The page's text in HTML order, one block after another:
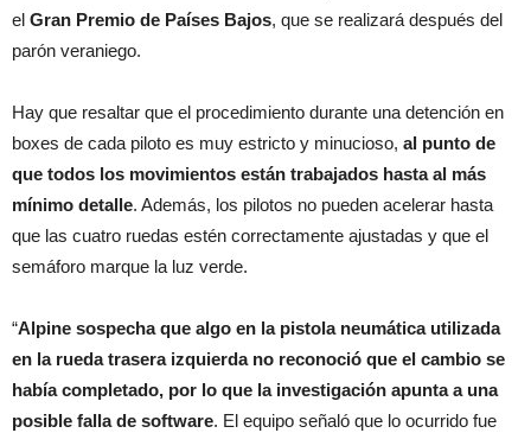
el Gran Premio de Países Bajos, que se realizará después del
parón veraniego.
Hay que resaltar que el procedimiento durante una detención en
boxes de cada piloto es muy estricto y minucioso, al punto de
que todos los movimientos están trabajados hasta al más
mínimo detalle. Además, los pilotos no pueden acelerar hasta
que las cuatro ruedas estén correctamente ajustadas y que el
semáforo marque la luz verde.
“Alpine sospecha que algo en la pistola neumática utilizada
en la rueda trasera izquierda no reconoció que el cambio se
había completado, por lo que la investigación apunta a una
posible falla de software. El equipo señaló que lo ocurrido fue